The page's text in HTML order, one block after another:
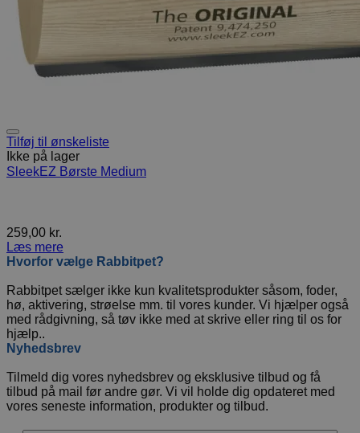
Tilføj til ønskeliste
Ikke på lager
SleekEZ Børste Medium
259,00 kr.
Læs mere
Hvorfor vælge Rabbitpet?
Rabbitpet sælger ikke kun kvalitetsprodukter såsom, foder,
hø, aktivering, strøelse mm. til vores kunder. Vi hjælper også
med rådgivning, så tøv ikke med at skrive eller ring til os for
hjælp..
Nyhedsbrev
Tilmeld dig vores nyhedsbrev og eksklusive tilbud og få
tilbud på mail før andre gør. Vi vil holde dig opdateret med
vores seneste information, produkter og tilbud.